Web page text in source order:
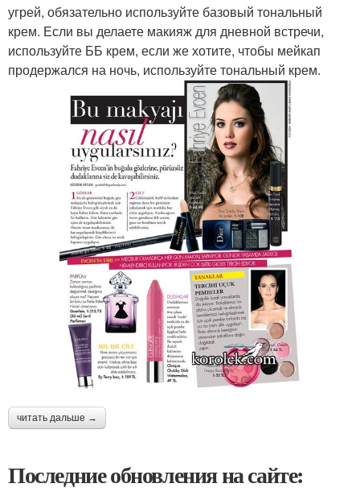
угрей, обязательно используйте базовый тональный
крем. Если вы делаете макияж для дневной встречи,
используйте ББ крем, если же хотите, чтобы мейкап
продержался на ночь, используйте тональный крем.
читать дальше →
Последние обновления на сайте: